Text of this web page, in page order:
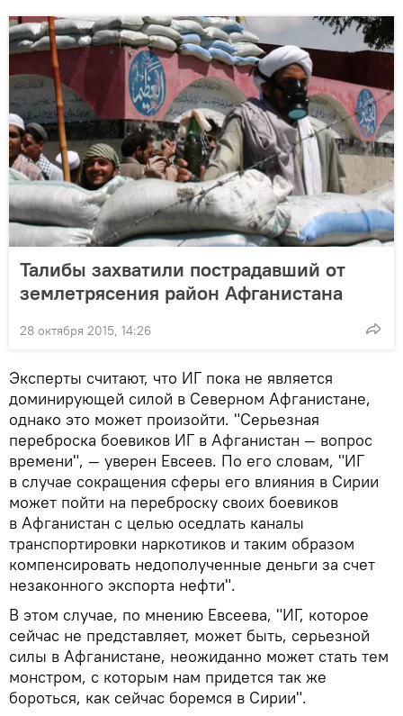
Талибы захватили пострадавший от
землетрясения район Афганистана
28 октября 2015, 14:26
Эксперты считают, что ИГ пока не является
доминирующей силой в Северном Афганистане,
однако это может произойти. "Серьезная
переброска боевиков ИГ в Афганистан — вопрос
времени", — уверен Евсеев. По его словам, "ИГ
в случае сокращения сферы его влияния в Сирии
может пойти на переброску своих боевиков
в Афганистан с целью оседлать каналы
транспортировки наркотиков и таким образом
компенсировать недополученные деньги за счет
незаконного экспорта нефти".
В этом случае, по мнению Евсеева, "ИГ, которое
сейчас не представляет, может быть, серьезной
силы в Афганистане, неожиданно может стать тем
монстром, с которым нам придется так же
бороться, как сейчас боремся в Сирии".